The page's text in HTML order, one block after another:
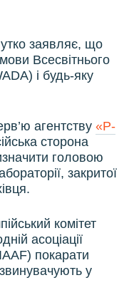
заявляє, що
Всесвітнього
і будь-яку
агентству «Р-
сторона
головою
закритої
комітет
асоціації
покарати
у